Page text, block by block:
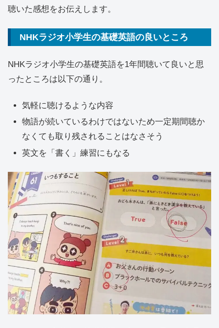
聴いた感想をお伝えします。
NHKラジオ小学生の基礎英語の良いところ
NHKラジオ小学生の基礎英語を1年間聴いて良いと思
ったところは以下の通り。
気軽に聴けるような内容
物語が続いているわけではないため一定期間聴か
なくても取り残されることはなさそう
英文を「書く」練習にもなる